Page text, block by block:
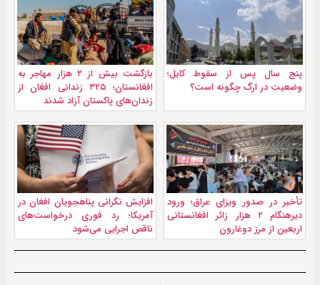
پنج سال پس از سقوط کابل؛
وضعیت در ارگ چگونه است؟
بازگشت بیش از ۲ هزار مهاجر به
افغانستان؛ ۳۲۵ زندانی افغان از
زندان‌های پاکستان آزاد شدند
تأخیر در صدور ویزای عراق؛ ورود
دیرهنگام ۲ هزار زائر افغانستانی
اربعین از مرز دوغارون
افزایش نگرانی پناهجویان افغان در
آمریکا؛ رد فوری درخواست‌های
ناقص اجرایی می‌شود